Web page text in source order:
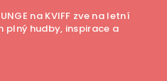
na KVIFF zve na letní
plný hudby, inspirace a